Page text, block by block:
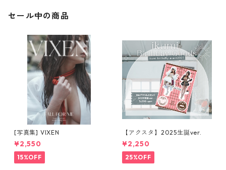
セール中の商品
[写真集] VIXEN
¥2,550
15%OFF
【アクスタ】2025生誕ver.
¥2,250
25%OFF